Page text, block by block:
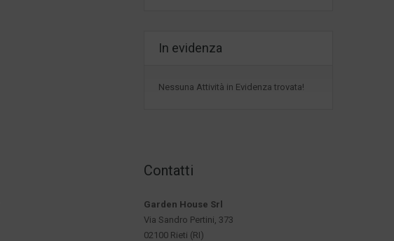
In evidenza
Nessuna Attività in Evidenza trovata!
Contatti
Garden House Srl
Via Sandro Pertini, 373
02100 Rieti (RI)